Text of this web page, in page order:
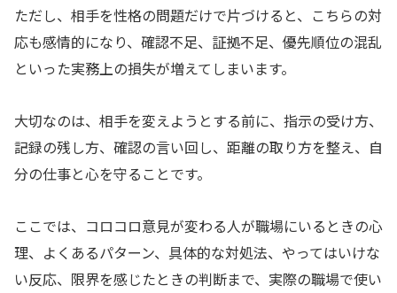
ただし、相手を性格の問題だけで片づけると、こちらの対
応も感情的になり、確認不足、証拠不足、優先順位の混乱
といった実務上の損失が増えてしまいます。
大切なのは、相手を変えようとする前に、指示の受け方、
記録の残し方、確認の言い回し、距離の取り方を整え、自
分の仕事と心を守ることです。
ここでは、コロコロ意見が変わる人が職場にいるときの心
理、よくあるパターン、具体的な対処法、やってはいけな
い反応、限界を感じたときの判断まで、実際の職場で使い